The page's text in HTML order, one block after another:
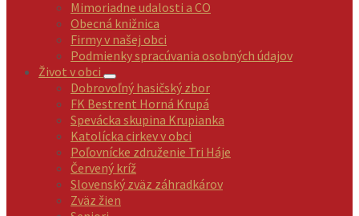
Mimoriadne udalosti a CO
Obecná knižnica
Firmy v našej obci
Podmienky spracúvania osobných údajov
Život v obci
Dobrovoľný hasičský zbor
FK Bestrent Horná Krupá
Spevácka skupina Krupianka
Katolícka cirkev v obci
Poľovnícke združenie Tri Háje
Červený kríž
Slovenský zväz záhradkárov
Zväz žien